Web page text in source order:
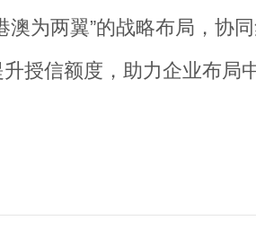
澳为两翼”的战略布局，协
授信额度，助力企业布局